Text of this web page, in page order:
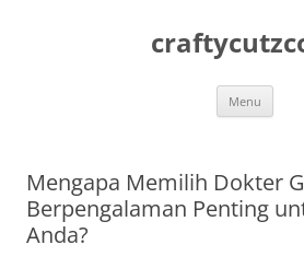
Menu
Mengapa Memilih Dokter
Berpengalaman Penting
Anda?